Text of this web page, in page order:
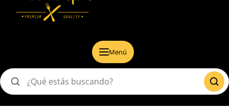
Menú
Buscar